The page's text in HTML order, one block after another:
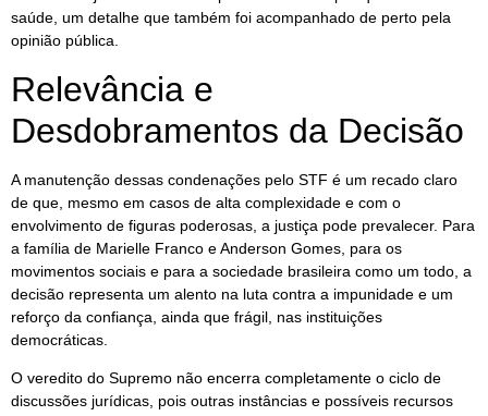
saúde, um detalhe que também foi acompanhado de perto pela
opinião pública.
Relevância e
Desdobramentos da Decisão
A manutenção dessas condenações pelo STF é um recado claro
de que, mesmo em casos de alta complexidade e com o
envolvimento de figuras poderosas, a justiça pode prevalecer. Para
a família de Marielle Franco e Anderson Gomes, para os
movimentos sociais e para a sociedade brasileira como um todo, a
decisão representa um alento na luta contra a impunidade e um
reforço da confiança, ainda que frágil, nas instituições
democráticas.
O veredito do Supremo não encerra completamente o ciclo de
discussões jurídicas, pois outras instâncias e possíveis recursos